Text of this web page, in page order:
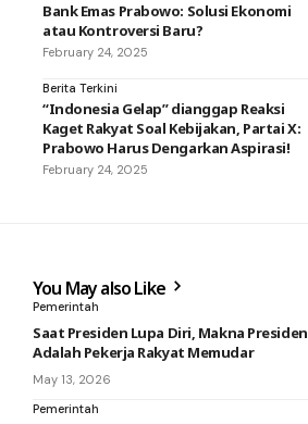
Bank Emas Prabowo: Solusi Ekonomi
atau Kontroversi Baru?
February 24, 2025
Berita Terkini
“Indonesia Gelap” dianggap Reaksi
Kaget Rakyat Soal Kebijakan, Partai X:
Prabowo Harus Dengarkan Aspirasi!
February 24, 2025
You May also Like
Pemerintah
Saat Presiden Lupa Diri, Makna Presiden
Adalah Pekerja Rakyat Memudar
May 13, 2026
Pemerintah